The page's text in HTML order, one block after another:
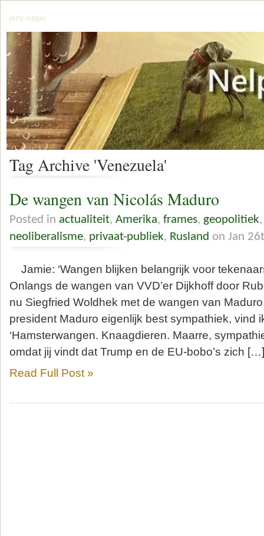
jerry mager
Tag Archive 'Venezuela'
De wangen van Nicolás Maduro
Posted in actualiteit, Amerika, frames, geopolitiek
neoliberalisme, privaat-publiek, Rusland on Jan
Jamie: ‘Wangen blijken belangrijk voor
Onlangs de wangen van VVD’er Dijkhoff door
nu Siegfried Woldhek met de wangen van
president Maduro eigenlijk best sympathiek, vind
‘Hamsterwangen. Knaagdieren. Maarre,
omdat jij vindt dat Trump en de EU-bobo’s zich […]
Read Full Post »